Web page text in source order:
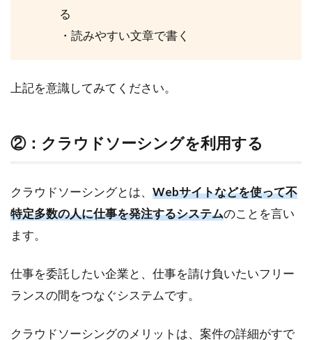
得
自
選
択
で
き
る
・読みやすい文章で書く
上記を意識してみてください。
②：クラウドソーシングを利用する
クラウドソーシングとは、 Webサイトなどを使って不
特定多数の人に仕事を発注するシステムのことを言い
ます。
仕事を委託したい企業と、仕事を請け負いたいフリー
ランスの間をつなぐシステムです。
クラウドソーシングのメリットは、案件の詳細がすで